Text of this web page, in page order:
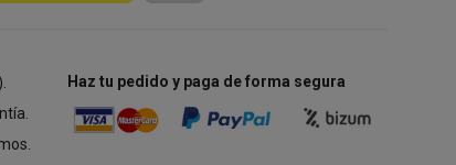
Haz tu pedido y paga de forma segura